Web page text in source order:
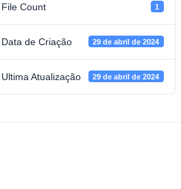
File Count 1
Data de Criação 29 de abril de 2024
Ultima Atualização 29 de abril de 2024